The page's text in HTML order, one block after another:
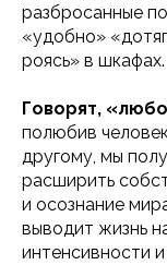
разбросанные
«удобно»
роясь» в шкафах.
Говорят,
полюбив
другому, мы
расширить
и осознание
выводит жизнь
интенсивности